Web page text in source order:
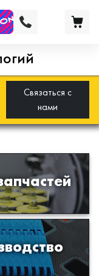
Связаться с
нами
деталей
подвески
автомобиля
пластиков
либо
заказчика